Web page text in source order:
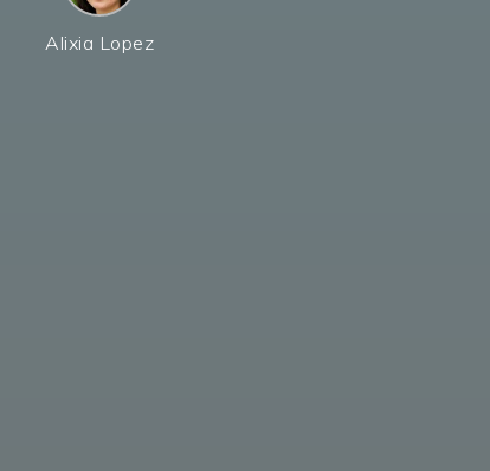
Alixia Lopez